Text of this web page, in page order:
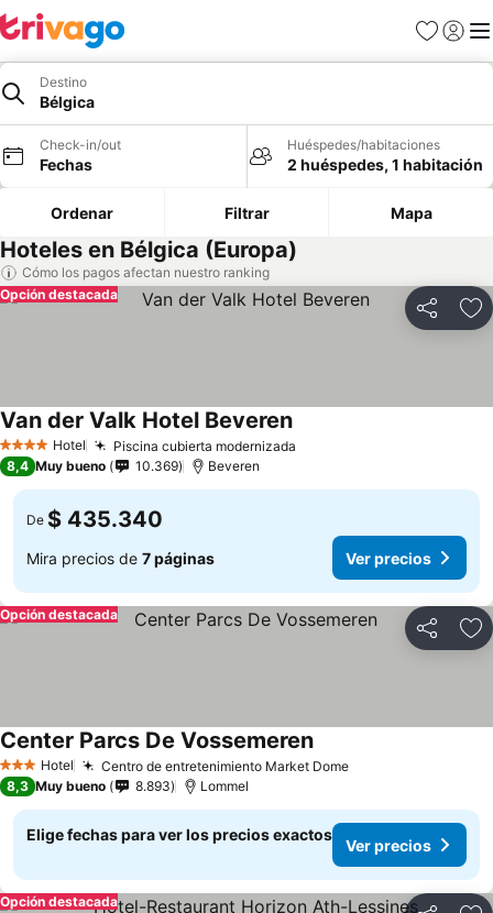
Favoritos
Iniciar
Destino
Bélgica
Check-in/out
Fechas
Huéspedes/habitaciones
2 huéspedes, 1 habitación
Ordenar Filtrar Mapa
Hoteles en Bélgica (Europa)
Cómo los pagos afectan nuestro ranking
Compartir
Opción destacada
4 EstrellasHotel Piscina cubierta modernizada
Van der Valk Hotel Beveren
8,4 Muy bueno 10.369 Beveren
De $ 435.340
Mira precios de 7 páginas Ver precios
Compartir
Opción destacada
3 Estrellas
Hotel Centro de entretenimiento Market Dome
Center Parcs De Vossemeren
8,3 Muy bueno 8.893 Lommel
Elige fechas para ver los precios exactos
Ver precios
Opción destacada